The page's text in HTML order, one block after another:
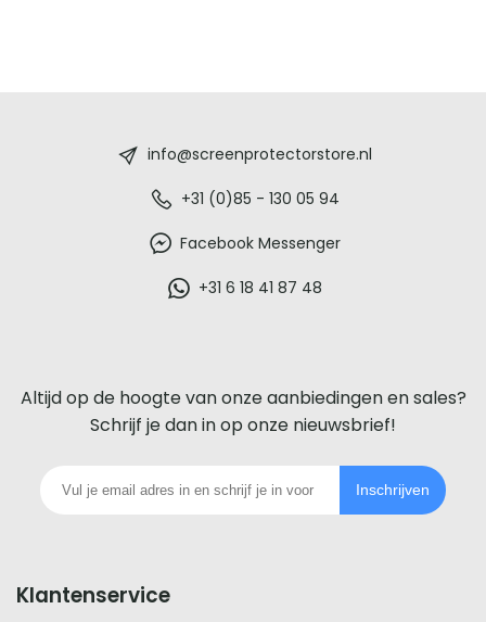
voor
iedere
telefoon
info@screenprotectorstore.nl
+31 (0)85 - 130 05 94
Facebook Messenger
+31 6 18 41 87 48
Altijd op de hoogte van onze aanbiedingen en sales?
Schrijf je dan in op onze nieuwsbrief!
Inschrijven
Klantenservice